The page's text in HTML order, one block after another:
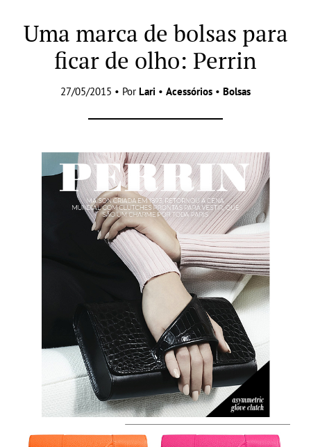
Uma marca de bolsas para
ficar de olho: Perrin
27/05/2015 • Por Lari • Acessórios • Bolsas